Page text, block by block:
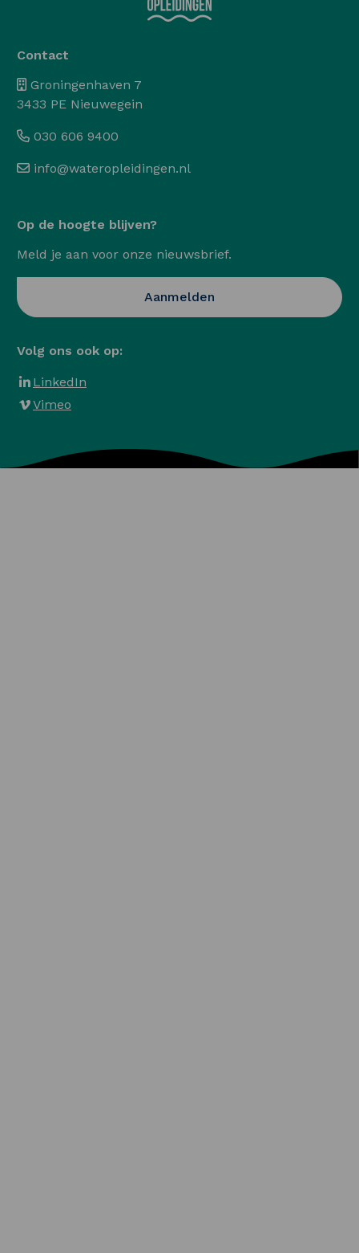
Contact
Groningenhaven 7
3433 PE Nieuwegein
030 606 9400
info@wateropleidingen.nl
Volg ons ook op:
LinkedIn
Vimeo
Op de hoogte blijven?
Meld je aan voor onze nieuwsbrief.
Aanmelden Opent in een nieuwe